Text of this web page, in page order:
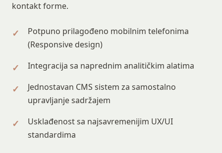
kontakt forme.
Potpuno prilagođeno mobilnim telefonima
(Responsive design)
Integracija sa naprednim analitičkim alatima
Jednostavan CMS sistem za samostalno
upravljanje sadržajem
Usklađenost sa najsavremenijim UX/UI
standardima